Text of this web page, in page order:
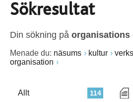
Sökresultat
Din sökning på organisations
Menade du: näsums kultur
organisation
114
Allt